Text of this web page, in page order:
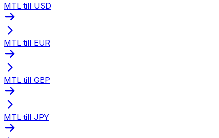
MTL till USD
MTL till EUR
MTL till GBP
MTL till JPY